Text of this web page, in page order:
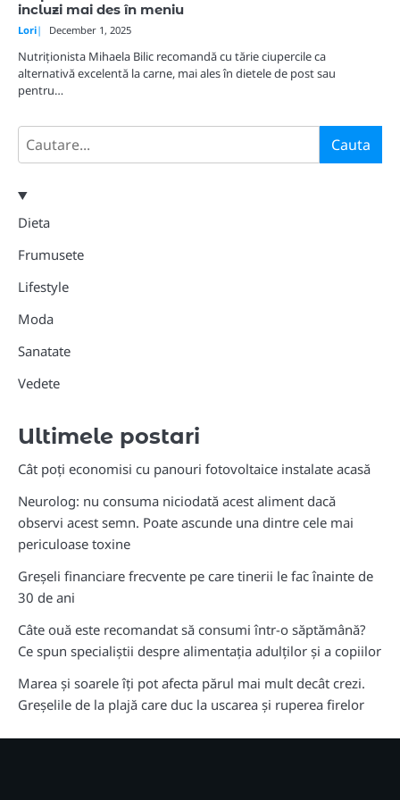
incluzi mai des în meniu
Lori December 1, 2025
Nutriționista Mihaela Bilic recomandă cu tărie ciupercile ca
alternativă excelentă la carne, mai ales în dietele de post sau
pentru…
Search Cauta
Dieta
Frumusete
Lifestyle
Moda
Sanatate
Vedete
Ultimele postari
Cât poți economisi cu panouri fotovoltaice instalate acasă
Neurolog: nu consuma niciodată acest aliment dacă
observi acest semn. Poate ascunde una dintre cele mai
periculoase toxine
Greșeli financiare frecvente pe care tinerii le fac înainte de
30 de ani
Câte ouă este recomandat să consumi într-o săptămână?
Ce spun specialiștii despre alimentația adulților și a copiilor
Marea și soarele îți pot afecta părul mai mult decât crezi.
Greșelile de la plajă care duc la uscarea și ruperea firelor